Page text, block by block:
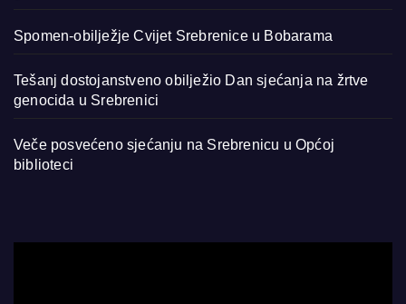
Spomen-obilježje Cvijet Srebrenice u Bobarama
Tešanj dostojanstveno obilježio Dan sjećanja na žrtve
genocida u Srebrenici
Veče posvećeno sjećanju na Srebrenicu u Općoj
biblioteci